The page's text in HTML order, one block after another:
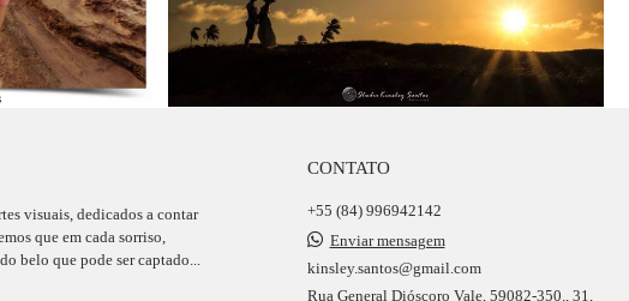
visuais, dedicados a contar
que em cada sorriso,
belo que pode ser captado...
CONTATO
+55 (84) 996942142
Enviar mensagem
kinsley.santos@gmail.com
Rua General Dióscoro Vale, 59082-350., 31,